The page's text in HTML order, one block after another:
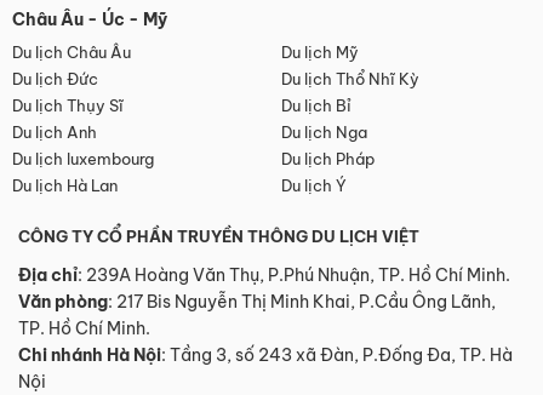
Châu Âu - Úc - Mỹ
Du lịch Châu Âu
Du lịch Mỹ
Du lịch Đức
Du lịch Thổ Nhĩ Kỳ
Du lịch Thụy Sĩ
Du lịch Bỉ
Du lịch Anh
Du lịch Nga
Du lịch luxembourg
Du lịch Pháp
Du lịch Hà Lan
Du lịch Ý
CÔNG TY CỔ PHẦN TRUYỀN THÔNG DU LỊCH VIỆT
Địa chỉ: 239A Hoàng Văn Thụ, P.Phú Nhuận, TP. Hồ Chí Minh.
Văn phòng: 217 Bis Nguyễn Thị Minh Khai, P.Cầu Ông Lãnh,
TP. Hồ Chí Minh.
Chi nhánh Hà Nội: Tầng 3, số 243 xã Đàn, P.Đống Đa, TP. Hà
Nội